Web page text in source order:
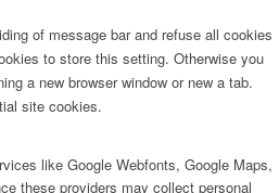
of message bar and refuse all cookies
to store this setting. Otherwise you
a new browser window or new a tab.
site cookies.
like Google Webfonts, Google Maps,
these providers may collect personal